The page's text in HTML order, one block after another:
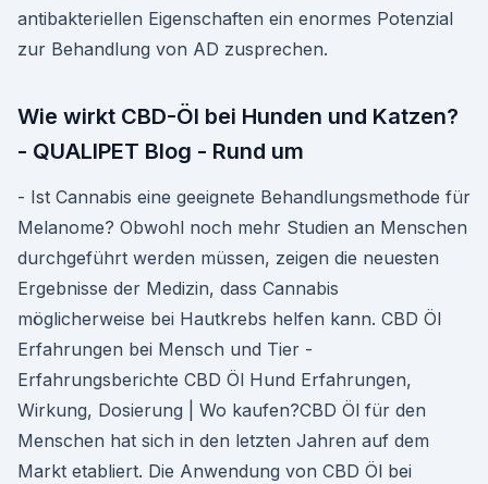
antibakteriellen Eigenschaften ein enormes Potenzial
zur Behandlung von AD zusprechen.
Wie wirkt CBD-Öl bei Hunden und Katzen?
- QUALIPET Blog - Rund um
- Ist Cannabis eine geeignete Behandlungsmethode für
Melanome? Obwohl noch mehr Studien an Menschen
durchgeführt werden müssen, zeigen die neuesten
Ergebnisse der Medizin, dass Cannabis
möglicherweise bei Hautkrebs helfen kann. CBD Öl
Erfahrungen bei Mensch und Tier -
Erfahrungsberichte CBD Öl Hund Erfahrungen,
Wirkung, Dosierung | Wo kaufen?CBD Öl für den
Menschen hat sich in den letzten Jahren auf dem
Markt etabliert. Die Anwendung von CBD Öl bei